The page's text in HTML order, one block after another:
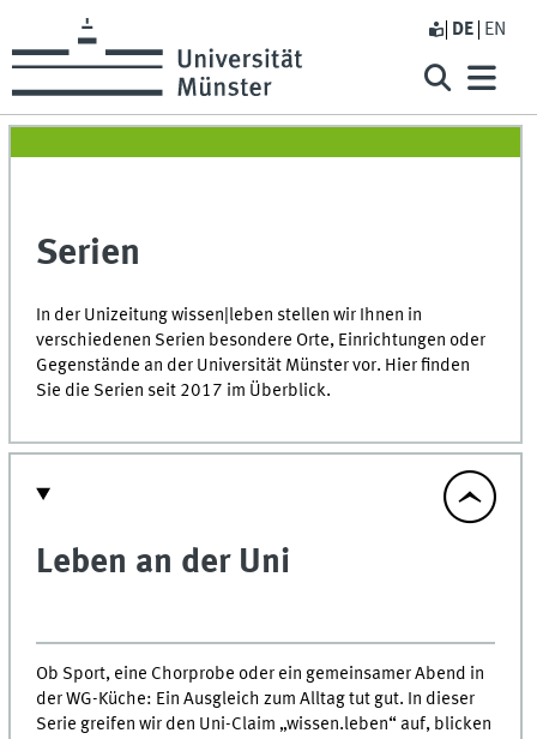
DE EN
Serien
In der Unizeitung wissen|leben stellen wir Ihnen in
verschiedenen Serien besondere Orte, Einrichtungen oder
Gegenstände an der Universität Münster vor. Hier finden
Sie die Serien seit 2017 im Überblick.
Leben an der Uni
Ob Sport, eine Chorprobe oder ein gemeinsamer Abend in
der WG-Küche: Ein Ausgleich zum Alltag tut gut. In dieser
Serie greifen wir den Uni-Claim „wissen.leben“ auf, blicken